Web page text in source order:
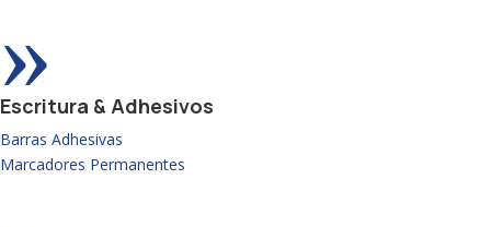
»
Escritura & Adhesivos
Barras Adhesivas
Marcadores Permanentes